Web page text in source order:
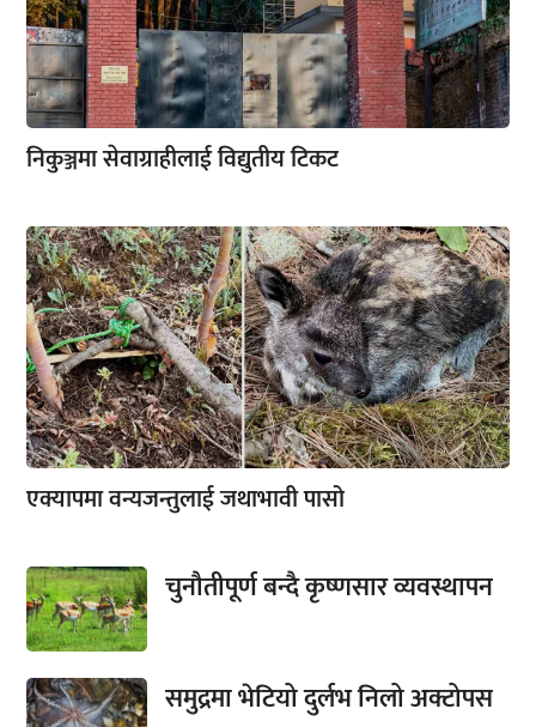
निकुञ्जमा सेवाग्राहीलाई विद्युतीय टिकट
एक्यापमा वन्यजन्तुलाई जथाभावी पासो
चुनौतीपूर्ण बन्दै कृष्णसार व्यवस्थापन
समुद्रमा भेटियो दुर्लभ निलो अक्टोपस